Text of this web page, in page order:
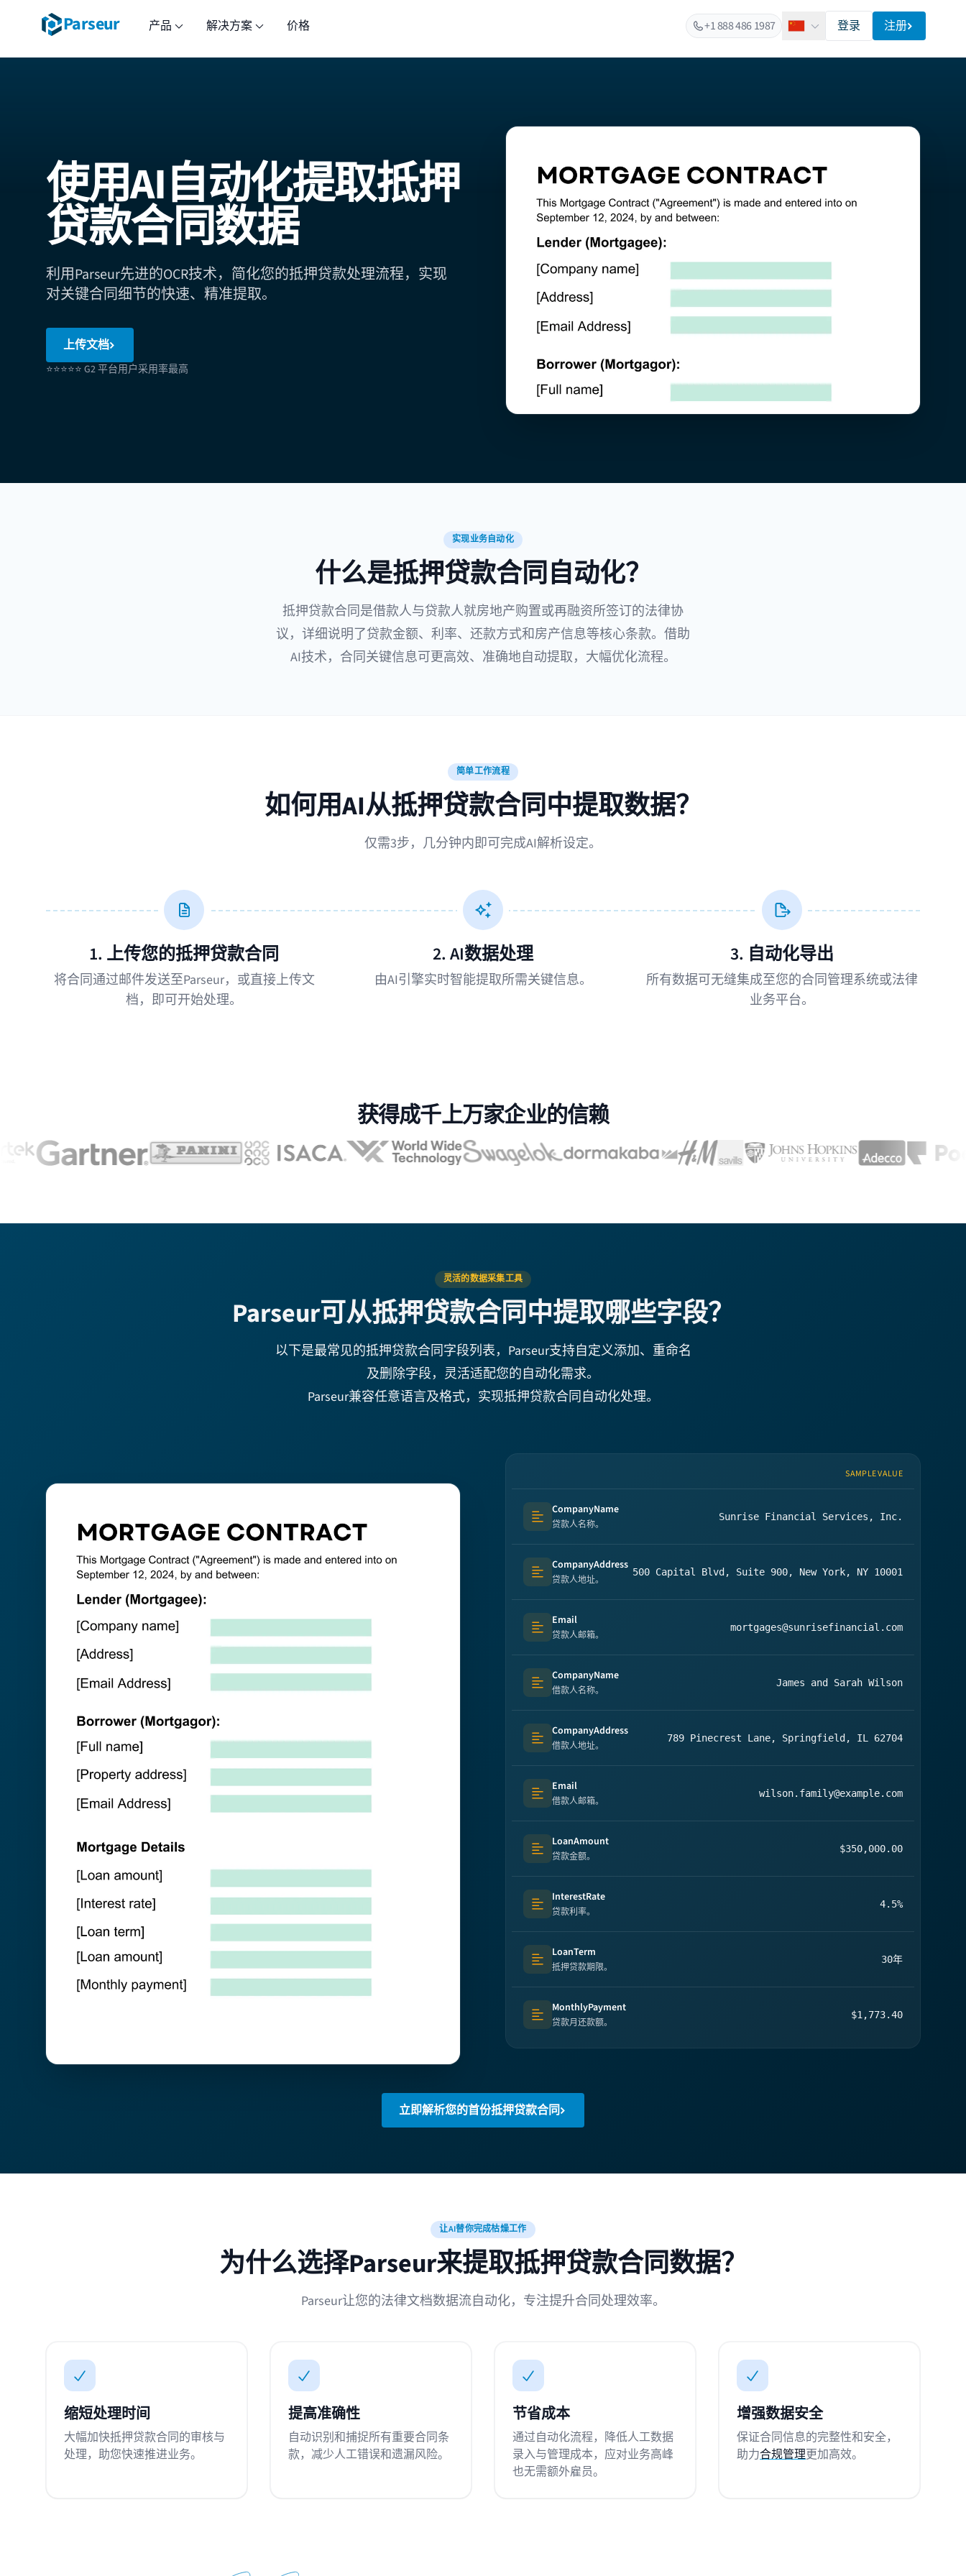
Parseur 产品 解决方案 价格 +1 888 486 1987 简体中文登录 注册
使用AI自动化提取抵押
贷款合同数据
利用Parseur先进的OCR技术，简化您的抵押贷款处理流程，实现
对关键合同细节的快速、精准提取。
上传文档
⭐⭐⭐⭐⭐ G2 平台用户采用率最高
实现业务自动化
什么是抵押贷款合同自动化？
抵押贷款合同是借款人与贷款人就房地产购置或再融资所签订的法律协
议，详细说明了贷款金额、利率、还款方式和房产信息等核心条款。借助
AI技术，合同关键信息可更高效、准确地自动提取，大幅优化流程。
简单工作流程
如何用AI从抵押贷款合同中提取数据？
仅需3步，几分钟内即可完成AI解析设定。
1. 上传您的抵押贷款合同
将合同通过邮件发送至Parseur，或直接上传文
档，即可开始处理。
2. AI数据处理
由AI引擎实时智能提取所需关键信息。
3. 自动化导出
所有数据可无缝集成至您的合同管理系统或法律
业务平台。
获得成千上万家企业的信赖
灵活的数据采集工具
Parseur可从抵押贷款合同中提取哪些字段？
以下是最常见的抵押贷款合同字段列表，Parseur支持自定义添加、重命名
及删除字段，灵活适配您的自动化需求。
Parseur兼容任意语言及格式，实现抵押贷款合同自动化处理。
SAMPLE VALUE
Text (multi-lines)
CompanyName
贷款人名称。
Sunrise Financial Services, Inc.
Text (multi-lines)
CompanyAddress
贷款人地址。
500 Capital Blvd, Suite 900, New York, NY 10001
Text (multi-lines)
Email
贷款人邮箱。
mortgages@sunrisefinancial.com
Text (multi-lines)
CompanyName
借款人名称。
James and Sarah Wilson
Text (multi-lines)
CompanyAddress
借款人地址。
789 Pinecrest Lane, Springfield, IL 62704
Text (multi-lines)
Email
借款人邮箱。
wilson.family@example.com
Text (multi-lines)
LoanAmount
贷款金额。
$350,000.00
Text (multi-lines)
InterestRate
贷款利率。
4.5%
Text (multi-lines)
LoanTerm
抵押贷款期限。
30年
Text (multi-lines)
MonthlyPayment
贷款月还款额。
$1,773.40
立即解析您的首份抵押贷款合同
让AI替你完成枯燥工作
为什么选择Parseur来提取抵押贷款合同数据？
Parseur让您的法律文档数据流自动化，专注提升合同处理效率。
缩短处理时间
大幅加快抵押贷款合同的审核与
处理，助您快速推进业务。
提高准确性
自动识别和捕捉所有重要合同条
款，减少人工错误和遗漏风险。
节省成本
通过自动化流程，降低人工数据
录入与管理成本，应对业务高峰
也无需额外雇员。
增强数据安全
保证合同信息的完整性和安全，
助力合规管理更加高效。